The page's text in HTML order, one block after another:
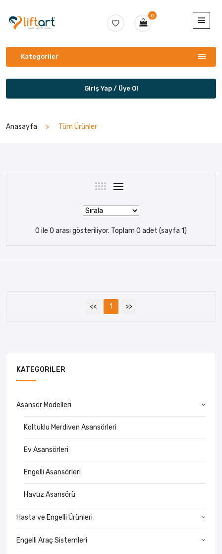
0
Kategoriler
Giriş Yap / Üye Ol
Anasayfa Tüm Ürünler
KATEGORILER
Asansör Modelleri
Koltuklu Merdiven Asansörleri
Ev Asansörleri
Engelli Asansörleri
Havuz Asansörü
Hasta ve Engelli Ürünleri
Engelli Araç Sistemleri
0 ile 0 arası gösteriliyor. Toplam 0 adet (sayfa 1)
<< 1 >>